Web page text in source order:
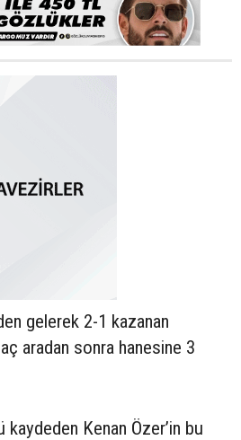
gelerek 2-1 kazanan
aradan sonra hanesine 3
Kenan Özer’in bu